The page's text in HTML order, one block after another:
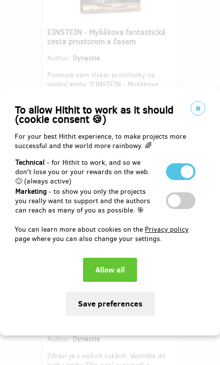
To allow Hithit to work as it should
(cookie consent 🍪)
For your best Hithit experience, to make projects more
successful and the world more rainbowy. 🌈
Technical - for Hithit to work, and so we
don't lose you or your rewards on the web.
🙂 (always active)
Marketing - to show you only the projects
you really want to support and the authors
can reach as many of you as possible. 🎯
You can learn more about cookies on the Privacy policy
page where you can also change your settings.
EINSTEIN - Myšákova fantastická
cesta prostorem a časem
Author: Dynastie
Pomozte nám získat prostředky na
vydání knihy "EINSTEIN - Myšákova
a my Vám jako poděkování přidáme
navíc bonus zdarma: myšákův časopis s
Pledged
EUR 8,503 ofEUR 6,182
137%
Author:Dynastie
Zdraví je v našich rukách. Vezměte do